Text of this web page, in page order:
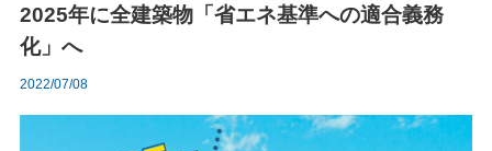
2025年に全建築物「省エネ基準への適合義務
化」へ
2022/07/08